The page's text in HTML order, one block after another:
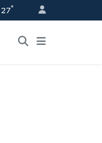
27°